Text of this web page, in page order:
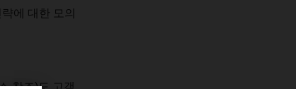
에 대한 모의
참조)도
고객